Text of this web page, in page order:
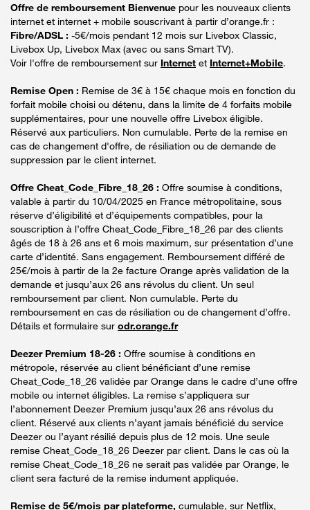
Offre de remboursement Bienvenue pour les nouveaux clients
internet et internet + mobile souscrivant à partir d’orange.fr :
Fibre/ADSL : -5€/mois pendant 12 mois sur Livebox Classic,
Livebox Up, Livebox Max (avec ou sans Smart TV).
Voir l'offre de remboursement sur Internet et Internet+Mobile.
Remise Open : Remise de 3€ à 15€ chaque mois en fonction du
forfait mobile choisi ou détenu, dans la limite de 4 forfaits mobile
supplémentaires, pour une nouvelle offre Livebox éligible.
Réservé aux particuliers. Non cumulable. Perte de la remise en
cas de changement d'offre, de résiliation ou de demande de
suppression par le client internet.
Offre Cheat_Code_Fibre_18_26 : Offre soumise à conditions,
valable à partir du 10/04/2025 en France métropolitaine, sous
réserve d’éligibilité et d’équipements compatibles, pour la
souscription à l’offre Cheat_Code_Fibre_18_26 par des clients
âgés de 18 à 26 ans et 6 mois maximum, sur présentation d’une
carte d’identité. Sans engagement. Remboursement différé de
25€/mois à partir de la 2e facture Orange après validation de la
demande et jusqu’aux 26 ans révolus du client. Un seul
remboursement par client. Non cumulable. Perte du
remboursement en cas de résiliation ou de changement d’offre.
Détails et formulaire sur odr.orange.fr
Deezer Premium 18-26 : Offre soumise à conditions en
métropole, réservée au client bénéficiant d’une remise
Cheat_Code_18_26 validée par Orange dans le cadre d’une offre
mobile ou internet éligibles. La remise s’appliquera sur
l’abonnement Deezer Premium jusqu’aux 26 ans révolus du
client. Réservé aux clients n’ayant jamais bénéficié du service
Deezer ou l’ayant résilié depuis plus de 12 mois. Une seule
remise Cheat_Code_18_26 Deezer par client. Dans le cas où la
remise Cheat_Code_18_26 ne serait pas validée par Orange, le
client sera facturé de la remise indument appliquée.
Remise de 5€/mois par plateforme, cumulable, sur Netflix,